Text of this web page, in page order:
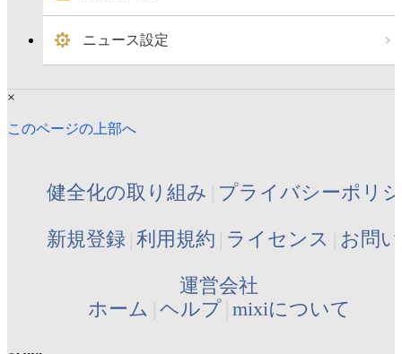
ニュース設定
×
このページの上部へ
健全化の取り組み プライバシーポリ
新規登録 利用規約 ライセンス お問
運営会社
ホーム ヘルプ mixiについて